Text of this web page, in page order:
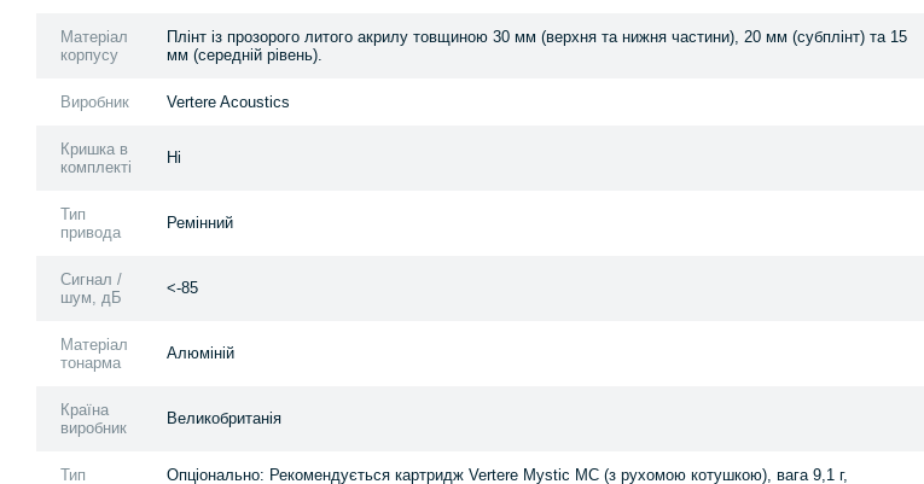
Матеріал
корпусу
Плінт із прозорого литого акрилу товщиною 30 мм (верхня та нижня частини), 20 мм (субплінт) та 15
мм (середній рівень).
Виробник Vertere Acoustics
Кришка в
комплекті
Ні
Тип
привода
Ремінний
Сигнал /
шум, дБ
<-85
Матеріал
тонарма
Алюміній
Країна
виробник
Великобританія
Тип
Опціонально: Рекомендується картридж Vertere Mystic MC (з рухомою котушкою), вага 9,1 г,